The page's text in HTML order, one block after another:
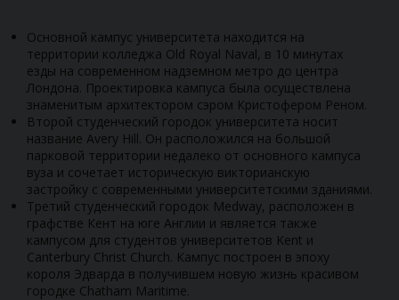
Основной кампус университета находится на
территории колледжа Old Royal Naval, в 10 минутах
езды на современном надземном метро до центра
Лондона. Проектировка кампуса была осуществлена
знаменитым архитектором сэром Кристофером Реном.
Второй студенческий городок университета носит
название Avery Hill. Он расположился на большой
парковой территории недалеко от основного кампуса
вуза и сочетает историческую викторианскую
застройку с современными университетскими зданиями.
Третий студенческий городок Medway, расположен в
графстве Кент на юге Англии и является также
кампусом для студентов университетов Kent и
Canterbury Christ Church. Кампус построен в эпоху
короля Эдварда в получившем новую жизнь красивом
городке Chatham Maritime.